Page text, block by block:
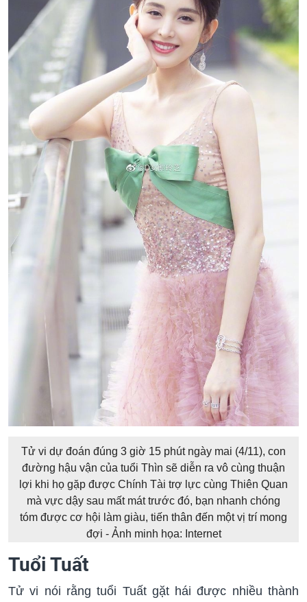
Tử vi dự đoán đúng 3 giờ 15 phút ngày mai (4/11), con
đường hậu vận của tuổi Thìn sẽ diễn ra vô cùng thuận
lợi khi họ gặp được Chính Tài trợ lực cùng Thiên Quan
mà vực dậy sau mất mát trước đó, bạn nhanh chóng
tóm được cơ hội làm giàu, tiến thân đến một vị trí mong
đợi - Ảnh minh họa: Internet
Tuổi Tuất
Tử vi nói rằng tuổi Tuất gặt hái được nhiều thành